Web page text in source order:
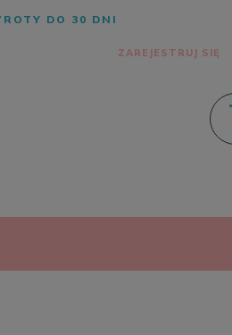
DO 30 DNI
ZAREJESTRUJ SIĘ